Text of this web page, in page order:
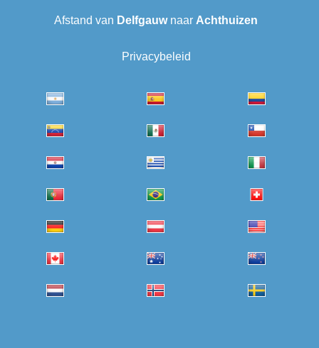
Afstand van Delfgauwnaar Achthuizen
Privacybeleid